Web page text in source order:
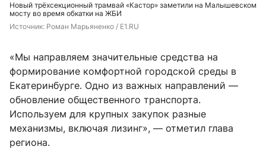
Новый трёхсекционный трамвай «Кастор» заметили на Малышевском
мосту во время обкатки на ЖБИ
Источник: Роман Марьяненко / E1.RU
«Мы направляем значительные средства на
формирование комфортной городской среды в
Екатеринбурге. Одно из важных направлений —
обновление общественного транспорта.
Используем для крупных закупок разные
механизмы, включая лизинг», — отметил глава
региона.